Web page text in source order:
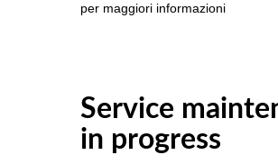
per maggiori informazioni
Service
in progress